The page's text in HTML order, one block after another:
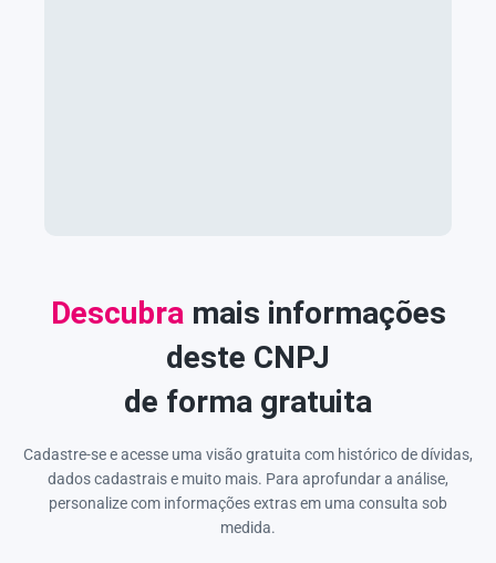
Descubra mais informações
deste CNPJ
de forma gratuita
Cadastre-se e acesse uma visão gratuita com histórico de dívidas,
dados cadastrais e muito mais. Para aprofundar a análise,
personalize com informações extras em uma consulta sob
medida.